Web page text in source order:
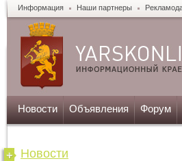
Информация Наши партнеры
Новости Объявления Форум
Новости